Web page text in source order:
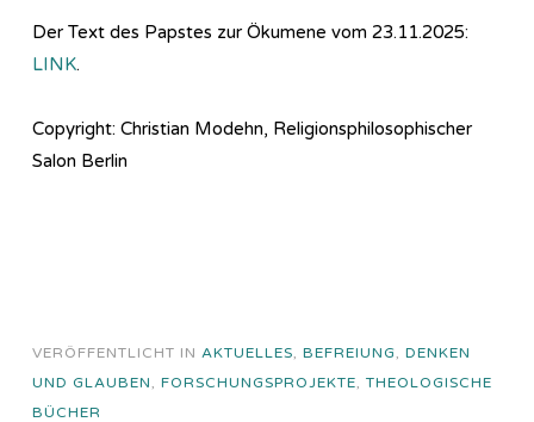
Der Text des Papstes zur Ökumene vom 23.11.2025:
LINK.
Copyright: Christian Modehn, Religionsphilosophischer
Salon Berlin
VERÖFFENTLICHT IN AKTUELLES, BEFREIUNG, DENKEN
UND GLAUBEN, FORSCHUNGSPROJEKTE, THEOLOGISCHE
BÜCHER